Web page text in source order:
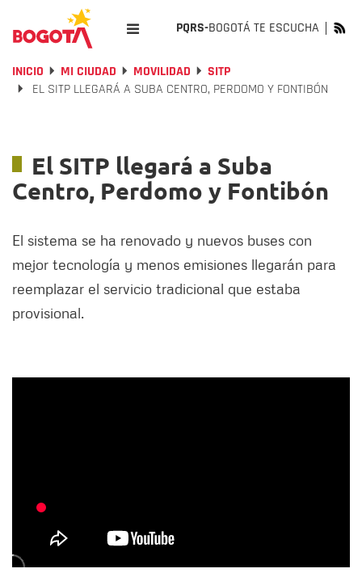
PQRS-BOGOTÁ TE ESCUCHA
INICIO MI CIUDAD MOVILIDAD
SITP
EL SITP LLEGARÁ A SUBA CENTRO, PERDOMO Y FONTIBÓN
El SITP llegará a Suba
Centro, Perdomo y Fontibón
El sistema se ha renovado y nuevos buses con
mejor tecnología y menos emisiones llegarán para
reemplazar el servicio tradicional que estaba
provisional.